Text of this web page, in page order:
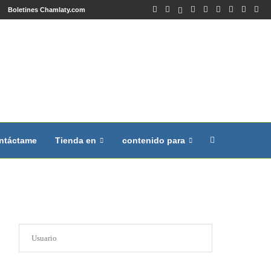
Boletines Chamlaty.com
Tienda en contenido para